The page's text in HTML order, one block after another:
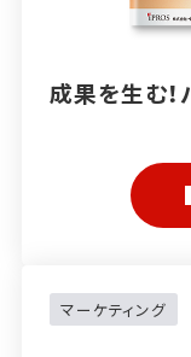
成果を生む！
マーケティング